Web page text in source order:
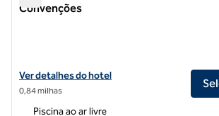
Convenções
Exibir detalhes do hotel Hilton Garden Inn
Ver detalhes do hotel
0,84 milhas
Piscina ao ar livre